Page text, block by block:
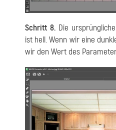
Schritt 8. Die
ist hell. Wenn wir eine
wir den Wert des